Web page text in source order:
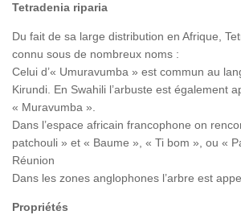
Tetradenia riparia
Du fait de sa large distribution en Afrique,
connu sous de nombreux noms :
Celui d’« Umuravumba » est commun au
Kirundi. En Swahili l’arbuste est également
« Muravumba ».
Dans l’espace africain francophone on
patchouli » et « Baume », « Ti bom », ou «
Réunion
Dans les zones anglophones l’arbre est
Propriétés